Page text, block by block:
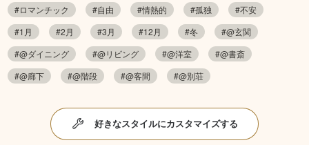
#ロマンチック
#自由 #情熱的 #孤独
#不安
#1月
#2月 #3月 #12月 #冬
#@玄関
#@ダイニング
#@リビング #@洋室
#@書斎
#@廊下
#@階段 #@客間 #@別荘
好きなスタイルにカスタマイズする